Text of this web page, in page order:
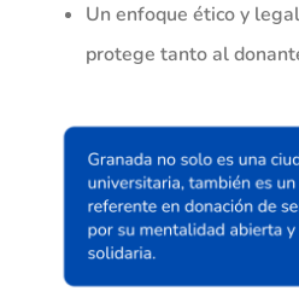
Un enfoque ético y
protege tanto al